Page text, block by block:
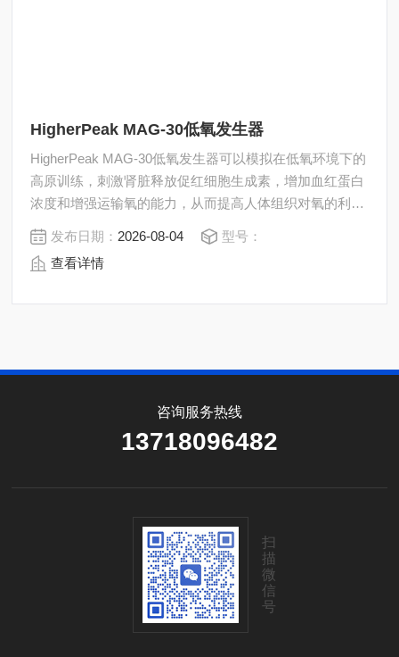
HigherPeak MAG-30低氧发生器
HigherPeak MAG-30低氧发生器可以模拟在低氧环境下的
高原训练，刺激肾脏释放促红细胞生成素，增加血红蛋白
浓度和增强运输氧的能力，从而提高人体组织对氧的利用
率和耐乳酸能力。
发布日期： 2026-08-04
型号：
查看详情
咨询服务热线
13718096482
扫
描
微
信
号